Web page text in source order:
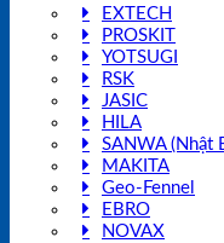
EXTECH
PROSKIT
YOTSUGI
RSK
JASIC
HILA
SANWA (Nhật
MAKITA
Geo-Fennel
EBRO
NOVAX